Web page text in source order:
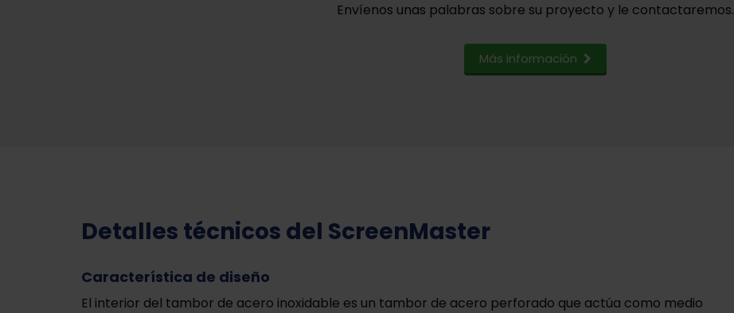
Envíenos unas palabras sobre su proyecto y le contactaremos.
Más información
Detalles técnicos del ScreenMaster
Característica de diseño
El interior del tambor de acero inoxidable es un tambor de acero perforado que actúa como medio